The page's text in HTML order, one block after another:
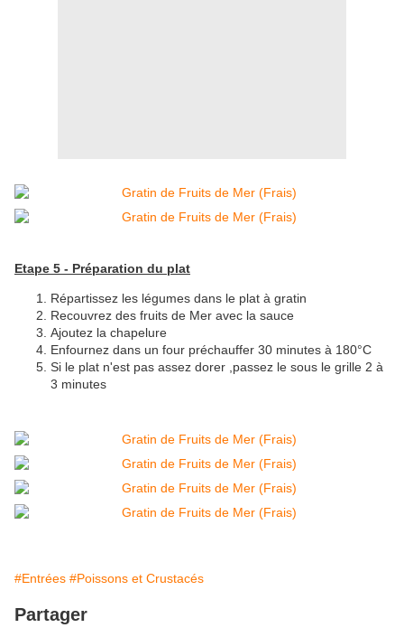
Etape 5 - Préparation du plat
Répartissez les légumes dans le plat à gratin
Recouvrez des fruits de Mer avec la sauce
Ajoutez la chapelure
Enfournez dans un four préchauffer 30 minutes à 180°C
Si le plat n'est pas assez dorer ,passez le sous le grille 2 à
3 minutes
#Entrées #Poissons et Crustacés
Partager